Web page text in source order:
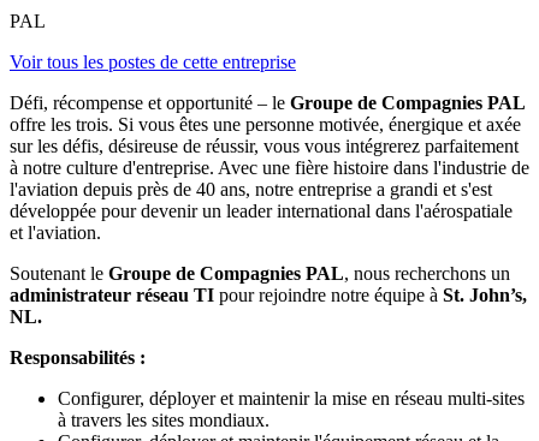
PAL
Voir tous les postes de cette entreprise
Défi, récompense et opportunité – le Groupe de Compagnies PAL
offre les trois. Si vous êtes une personne motivée, énergique et axée
sur les défis, désireuse de réussir, vous vous intégrerez parfaitement
à notre culture d'entreprise. Avec une fière histoire dans l'industrie de
l'aviation depuis près de 40 ans, notre entreprise a grandi et s'est
développée pour devenir un leader international dans l'aérospatiale
et l'aviation.
Soutenant le Groupe de Compagnies PAL, nous recherchons un
administrateur réseau TI pour rejoindre notre équipe à St. John’s,
NL.
Responsabilités :
Configurer, déployer et maintenir la mise en réseau multi-sites
à travers les sites mondiaux.